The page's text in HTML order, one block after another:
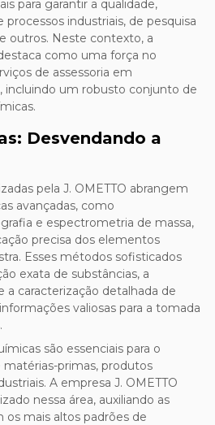
para garantir a qualidade,
industriais, de pesquisa
outros. Neste contexto, a
como uma força no
de assessoria em
incluindo um robusto conjunto de
Desvendando a
pela J. OMETTO abrangem
avançadas, como
e espectrometria de massa,
precisa dos elementos
Esses métodos sofisticados
exata de substâncias, a
a caracterização detalhada de
valiosas para a tomada
são essenciais para o
primas, produtos
A empresa J. OMETTO
nessa área, auxiliando as
os mais altos padrões de